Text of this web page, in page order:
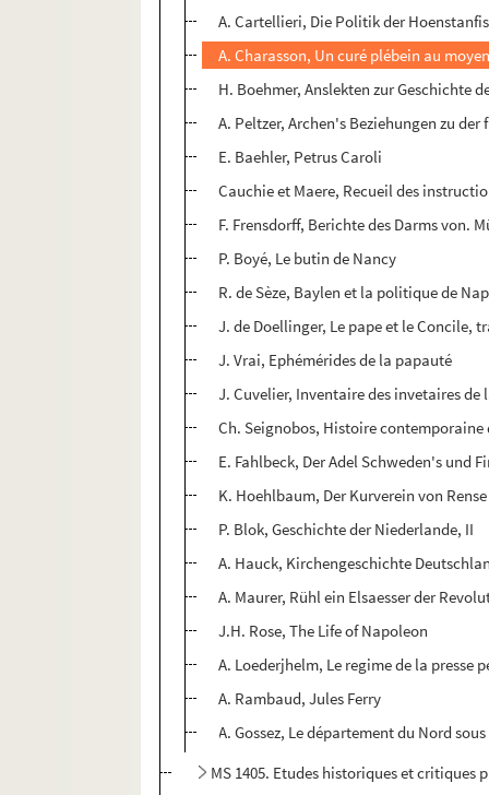
A. Cartellieri, Die Politik der
A. Charasson, Un curé plébein au
H. Boehmer, Anslekten zur Geschichte
A. Peltzer, Archen's Beziehungen zu der
E. Baehler, Petrus Caroli
Cauchie et Maere, Recueil des
F. Frensdorff, Berichte des Darms von.
P. Boyé, Le butin de Nancy
R. de Sèze, Baylen et la politique de
J. de Doellinger, Le pape et le Concile,
J. Vrai, Ephémérides de la papauté
J. Cuvelier, Inventaire des invetaires de
Ch. Seignobos, Histoire contemporaine
E. Fahlbeck, Der Adel Schweden's und
K. Hoehlbaum, Der Kurverein von Rense
P. Blok, Geschichte der Niederlande, II
A. Hauck, Kirchengeschichte
A. Maurer, Rühl ein Elsaesser der
J.H. Rose, The Life of Napoleon
A. Loederjhelm, Le regime de la presse
A. Rambaud, Jules Ferry
A. Gossez, Le département du Nord
MS 1405. Etudes historiques et critiques